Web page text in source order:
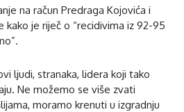
na račun Predraga Kojovića i
kako je riječ o “recidivima iz 92-95
ljudi, stranaka, lidera koji tako
Ne možemo se više zvati
moramo krenuti u izgradnju